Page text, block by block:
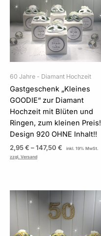
60 Jahre - Diamant Hochzeit
Gastgeschenk „Kleines
GOODIE“ zur Diamant
Hochzeit mit Blüten und
Ringen, zum kleinen Preis!
Design 920 OHNE Inhalt!!
2,95€ –147,50 €
inkl. 19% MwSt.
zzgl. Versand
Preisspanne:
2,95 €
bis
147,50 €